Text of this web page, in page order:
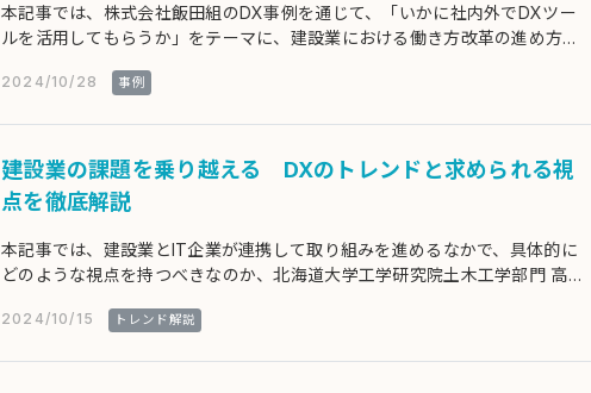
本記事では、株式会社飯田組のDX事例を通じて、「いかに社内外でDXツー
ルを活用してもらうか」をテーマに、建設業における働き方改革の進め方を
2024/10/28 事例
建設業の課題を乗り越える DXのトレンドと求められる視
点を徹底解説
本記事では、建設業とIT企業が連携して取り組みを進めるなかで、具体的に
どのような視点を持つべきなのか、北海道大学工学研究院土木工学部門 高野
2024/10/15 トレンド解説